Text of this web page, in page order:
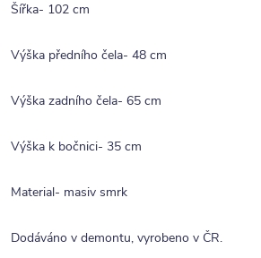
Šířka- 102 cm
Výška předního čela- 48 cm
Výška zadního čela- 65 cm
Výška k bočnici- 35 cm
Material- masiv smrk
Dodáváno v demontu, vyrobeno v ČR.